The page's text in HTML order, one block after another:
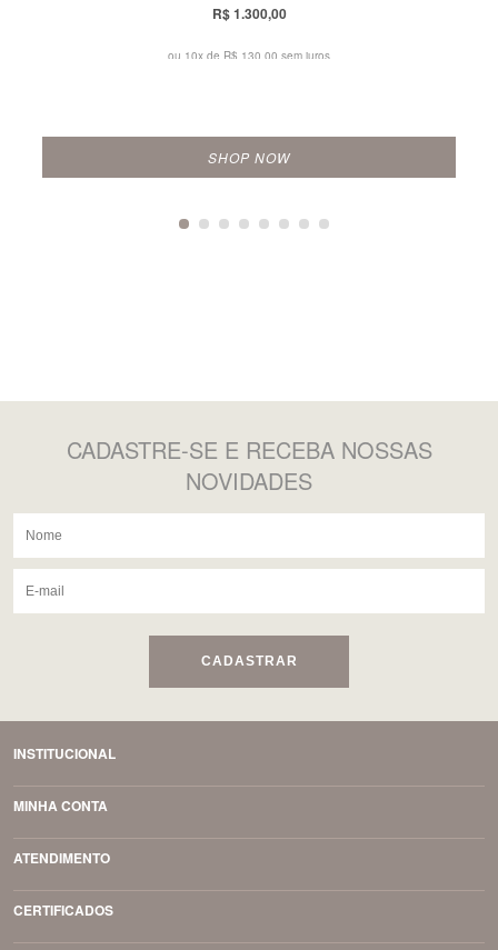
R$ 1.300,00
ou 10x de R$ 130,00 sem juros
SHOP NOW
CADASTRE-SE E RECEBA NOSSAS
NOVIDADES
CADASTRAR
INSTITUCIONAL
MINHA CONTA
ATENDIMENTO
CERTIFICADOS